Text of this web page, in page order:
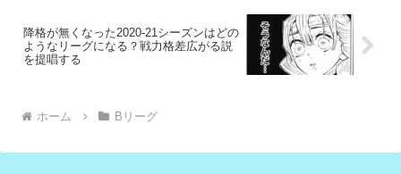
降格が無くなった2020-21シーズンはどの
ようなリーグになる？戦力格差広がる説
を提唱する
ホーム Bリーグ